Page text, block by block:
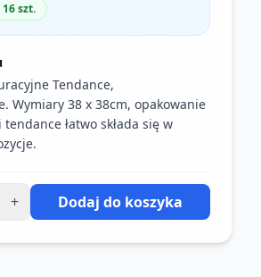
szt.
Tendance,
Wymiary 38 x 38cm, opakowanie
łatwo składa się w
+ Dodaj do koszyka